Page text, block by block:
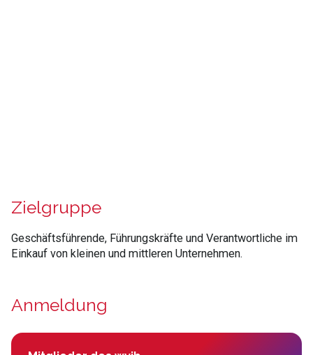
Zielgruppe
Geschäftsführende, Führungskräfte und Verantwortliche im
Einkauf von kleinen und mittleren Unternehmen.
Anmeldung